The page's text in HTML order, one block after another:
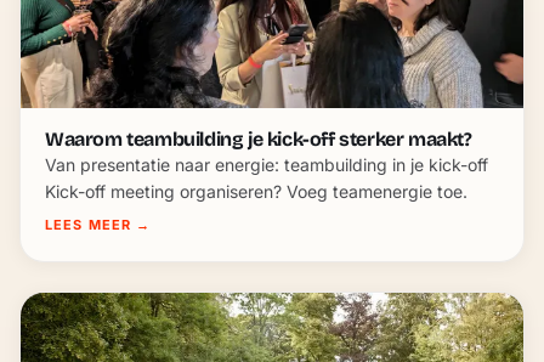
Waarom teambuilding je kick-off sterker maakt?
Van presentatie naar energie: teambuilding in je kick-off
Kick-off meeting organiseren? Voeg teamenergie toe.
LEES MEER →